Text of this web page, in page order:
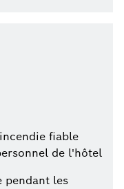
fiable
de l'hôtel
pendant les